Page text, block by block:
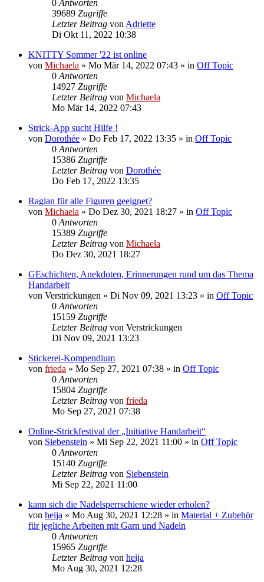
0 Antworten
39689 Zugriffe
Letzter Beitrag von Adriette
Di Okt 11, 2022 10:38
KNITTY Sommer '22 ist online
von Michaela » Mo Mär 14, 2022 07:43 » in Off Topic
0 Antworten
14927 Zugriffe
Letzter Beitrag von Michaela
Mo Mär 14, 2022 07:43
Strick-App sucht Hilfe !
von Dorothée » Do Feb 17, 2022 13:35 » in Off Topic
0 Antworten
15386 Zugriffe
Letzter Beitrag von Dorothée
Do Feb 17, 2022 13:35
Raglan für alle Figuren geeignet?
von Michaela » Do Dez 30, 2021 18:27 » in Off Topic
0 Antworten
15389 Zugriffe
Letzter Beitrag von Michaela
Do Dez 30, 2021 18:27
GEschichten, Anekdoten, Erinnerungen rund um das Thema
Handarbeit
von Verstrickungen » Di Nov 09, 2021 13:23 » in Off Topic
0 Antworten
15159 Zugriffe
Letzter Beitrag von Verstrickungen
Di Nov 09, 2021 13:23
Stickerei-Kompendium
von frieda » Mo Sep 27, 2021 07:38 » in Off Topic
0 Antworten
15804 Zugriffe
Letzter Beitrag von frieda
Mo Sep 27, 2021 07:38
Online-Strickfestival der „Initiative Handarbeit“
von Siebenstein » Mi Sep 22, 2021 11:00 » in Off Topic
0 Antworten
15140 Zugriffe
Letzter Beitrag von Siebenstein
Mi Sep 22, 2021 11:00
kann sich die Nadelsperrschiene wieder erholen?
von heija » Mo Aug 30, 2021 12:28 » in Material + Zubehör
für jegliche Arbeiten mit Garn und Nadeln
0 Antworten
15965 Zugriffe
Letzter Beitrag von heija
Mo Aug 30, 2021 12:28